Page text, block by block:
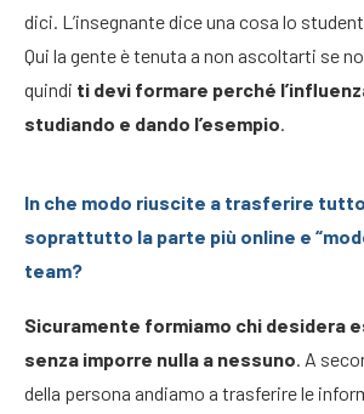
dici. L’insegnante dice una cosa lo
Qui la gente è tenuta a non ascoltarti se
quindi ti devi formare perché
studiando e dando l’esempio.
In che modo riuscite a trasferire
soprattutto la parte più online e
team?
Sicuramente formiamo chi desidera
senza imporre nulla a nessuno. A
della persona andiamo a trasferire le